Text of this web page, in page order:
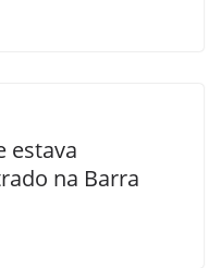
estava
na Barra